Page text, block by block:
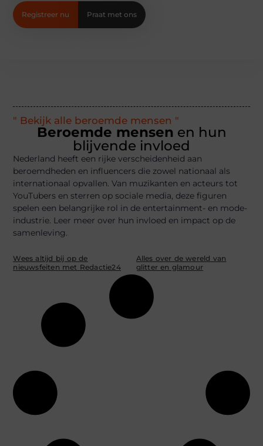
Registreer nu Praat met ons
" Bekijk alle beroemde mensen "
Beroemde mensen en hun
blijvende invloed
Nederland heeft een rijke verscheidenheid aan
beroemdheden en influencers die zowel nationaal als
internationaal opvallen. Van muzikanten en acteurs tot
YouTubers en sterren op sociale media, deze figuren
spelen een belangrijke rol in de entertainment- en mode-
industrie. Leer meer over hun invloed en impact op de
samenleving.
Wees altijd bij op de
nieuwsfeiten met Redactie24
Alles over de wereld van
glitter en glamour